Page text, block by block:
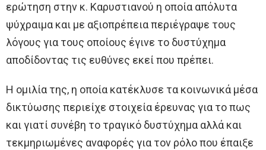
ερώτηση στην κ. Καρυστιανού η οποία απόλυτα
ψύχραιμα και με αξιοπρέπεια περιέγραψε τους
λόγους για τους οποίους έγινε το δυστύχημα
αποδίδοντας τις ευθύνες εκεί που πρέπει.
Η ομιλία της, η οποία κατέκλυσε τα κοινωνικά μέσα
δικτύωσης περιείχε στοιχεία έρευνας για το πως
και γιατί συνέβη το τραγικό δυστύχημα αλλά και
τεκμηριωμένες αναφορές για τον ρόλο που έπαιξε